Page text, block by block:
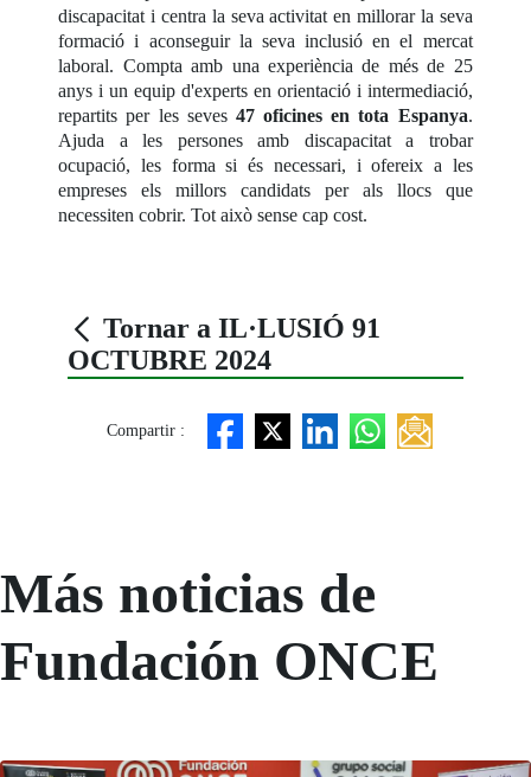
discapacitat i centra la seva activitat en millorar la seva
formació i aconseguir la seva inclusió en el mercat
laboral. Compta amb una experiència de més de 25
anys i un equip d'experts en orientació i intermediació,
repartits per les seves 47 oficines en tota Espanya.
Ajuda a les persones amb discapacitat a trobar
ocupació, les forma si és necessari, i ofereix a les
empreses els millors candidats per als llocs que
necessiten cobrir. Tot això sense cap cost.
Tornar a IL·LUSIÓ 91
OCTUBRE 2024
Compartir :
Más noticias de
Fundación ONCE